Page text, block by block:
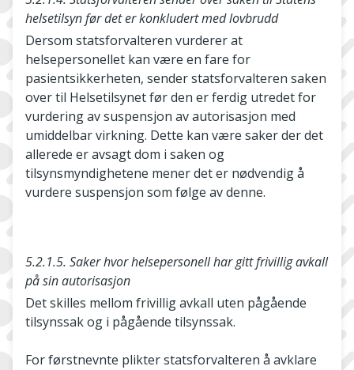
helsetilsyn før det er konkludert med lovbrudd
Dersom statsforvalteren vurderer at
helsepersonellet kan være en fare for
pasientsikkerheten, sender statsforvalteren saken
over til Helsetilsynet før den er ferdig utredet for
vurdering av suspensjon av autorisasjon med
umiddelbar virkning. Dette kan være saker der det
allerede er avsagt dom i saken og
tilsynsmyndighetene mener det er nødvendig å
vurdere suspensjon som følge av denne.
5.2.1.5. Saker hvor helsepersonell har gitt frivillig avkall
på sin autorisasjon
Det skilles mellom frivillig avkall uten pågående
tilsynssak og i pågående tilsynssak.
For førstnevnte plikter statsforvalteren å avklare